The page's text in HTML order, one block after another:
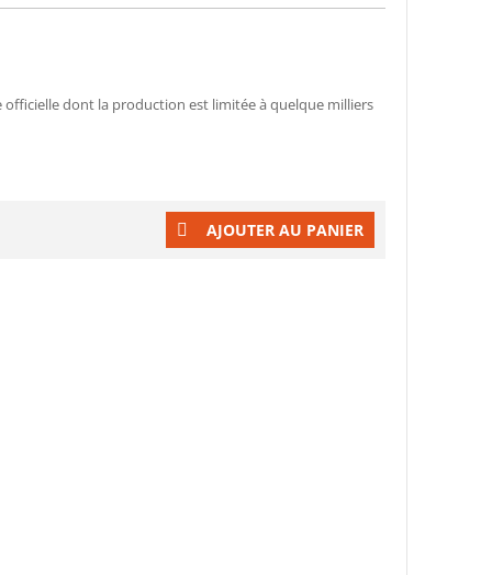
dont la production est limitée à quelque milliers
AJOUTER AU PANIER